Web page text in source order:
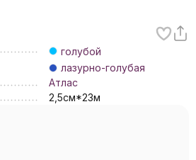
голубой
лазурно-голубая
Атлас
2,5см*23м